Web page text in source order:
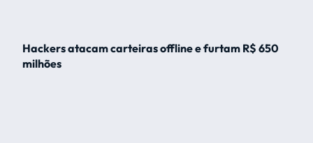
Hackers atacam carteiras offline e furtam R$ 650
milhões